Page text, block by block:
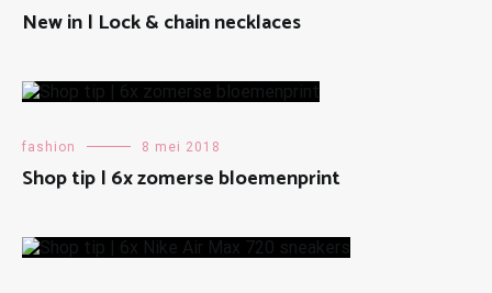
New in | Lock & chain necklaces
fashion 8 mei 2018
Shop tip | 6x zomerse bloemenprint